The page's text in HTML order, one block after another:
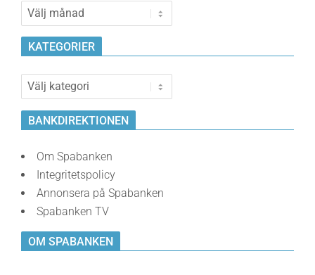
Bankvalvet
KATEGORIER
Kategorier
BANKDIREKTIONEN
Om Spabanken
Integritetspolicy
Annonsera på Spabanken
Spabanken TV
OM SPABANKEN